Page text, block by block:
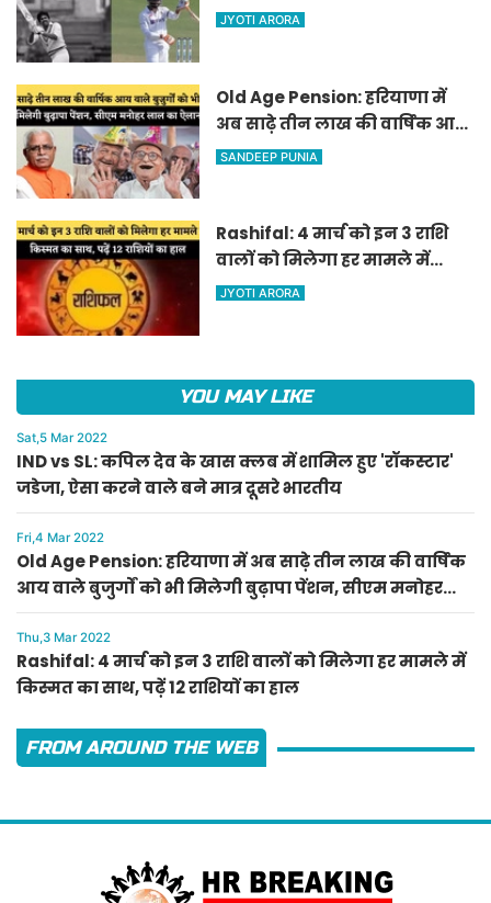
जडेजा, ऐसा करने वाले बने मात्र
JYOTI ARORA
Old Age Pension: हरियाणा में
अब साढ़े तीन लाख की वार्षिक आय
वाले बुजुर्गों को भी मिलेगी बुढ़ापा
SANDEEP PUNIA
Rashifal: 4 मार्च को इन 3 राशि
वालों को मिलेगा हर मामले में
किस्मत का साथ, पढ़ें 12 राशियों का
JYOTI ARORA
YOU MAY LIKE
Sat,5 Mar 2022
IND vs SL: कपिल देव के खास क्लब में शामिल हुए 'रॉकस्टार'
जडेजा, ऐसा करने वाले बने मात्र दूसरे भारतीय
Fri,4 Mar 2022
Old Age Pension: हरियाणा में अब साढ़े तीन लाख की वार्षिक
आय वाले बुजुर्गों को भी मिलेगी बुढ़ापा पेंशन, सीएम मनोहर
लाल का ऐलान
Thu,3 Mar 2022
Rashifal: 4 मार्च को इन 3 राशि वालों को मिलेगा हर मामले में
किस्मत का साथ, पढ़ें 12 राशियों का हाल
FROM AROUND THE WEB